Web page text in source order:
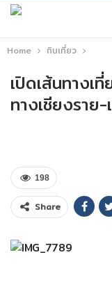
Home กินเที่ยว
เปิดเส้นทางเ
ทางเชียงราย-
198
Share